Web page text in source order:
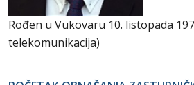
Rođen u Vukovaru 10. listopada
telekomunikacija)